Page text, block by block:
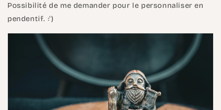
Possibilité de me demander pour le personnaliser en
pendentif. :')